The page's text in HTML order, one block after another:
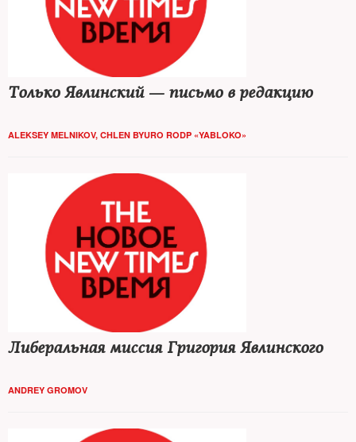
Только Явлинский — письмо в редакцию
ALEKSEY MELNIKOV, CHLEN BYURO RODP «YABLOKO»
Либеральная миссия Григория Явлинского
ANDREY GROMOV